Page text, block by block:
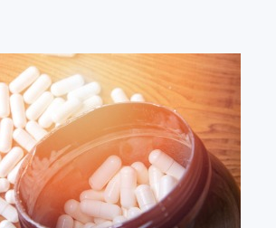
precyzyjnego – zmniejszenie
To fundamentalna
i wyglądać gorzej – i
tkankę tłuszczową, poprawiając
polega na tym, żeby zrobić to
sposób.